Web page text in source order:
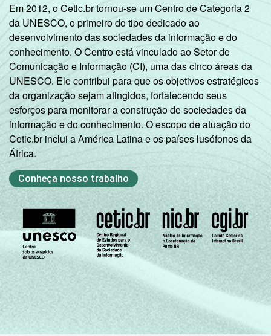
Em 2012, o Cetic.br tornou-se um Centro de Categoria 2
da UNESCO, o primeiro do tipo dedicado ao
desenvolvimento das sociedades da informação e do
conhecimento. O Centro está vinculado ao Setor de
Comunicação e Informação (CI), uma das cinco áreas da
UNESCO. Ele contribui para que os objetivos estratégicos
da organização sejam atingidos, fortalecendo seus
esforços para monitorar a construção de sociedades da
informação e do conhecimento. O escopo de atuação do
Cetic.br inclui a América Latina e os países lusófonos da
África.
Conheça nosso trabalho